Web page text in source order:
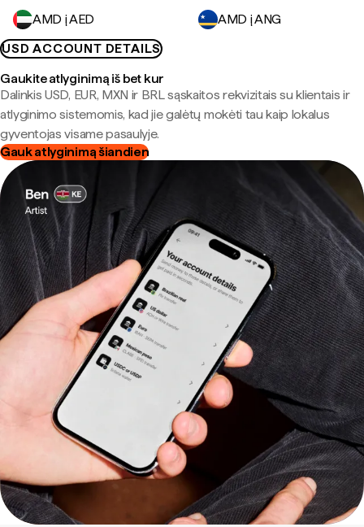
AMD į AED
AMD į ANG
USD ACCOUNT DETAILS
Gaukite atlyginimą iš bet kur
Dalinkis USD, EUR, MXN ir BRL sąskaitos rekvizitais su klientais ir
atlyginimo sistemomis, kad jie galėtų mokėti tau kaip lokalus
gyventojas visame pasaulyje.
Gauk atlyginimą šiandien